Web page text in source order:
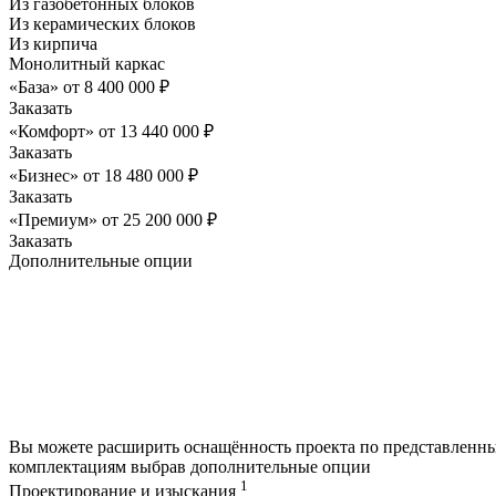
Из керамических блоков
Из кирпича
Монолитный каркас
«База» от 8 400 000 ₽
Заказать
«Комфорт» от 13 440 000 ₽
Заказать
«Бизнес» от 18 480 000 ₽
Заказать
«Премиум» от 25 200 000 ₽
Заказать
Дополнительные опции
Вы можете расширить оснащённость проекта по
комплектациям выбрав дополнительные опции
Проектирование и изыскания 1